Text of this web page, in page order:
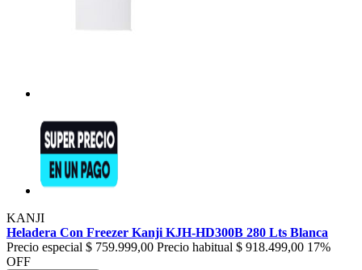
KANJI
Heladera Con Freezer Kanji KJH-HD300B 280 Lts Blanca
Precio especial $ 759.999,00 Precio habitual $ 918.499,00 17%
OFF